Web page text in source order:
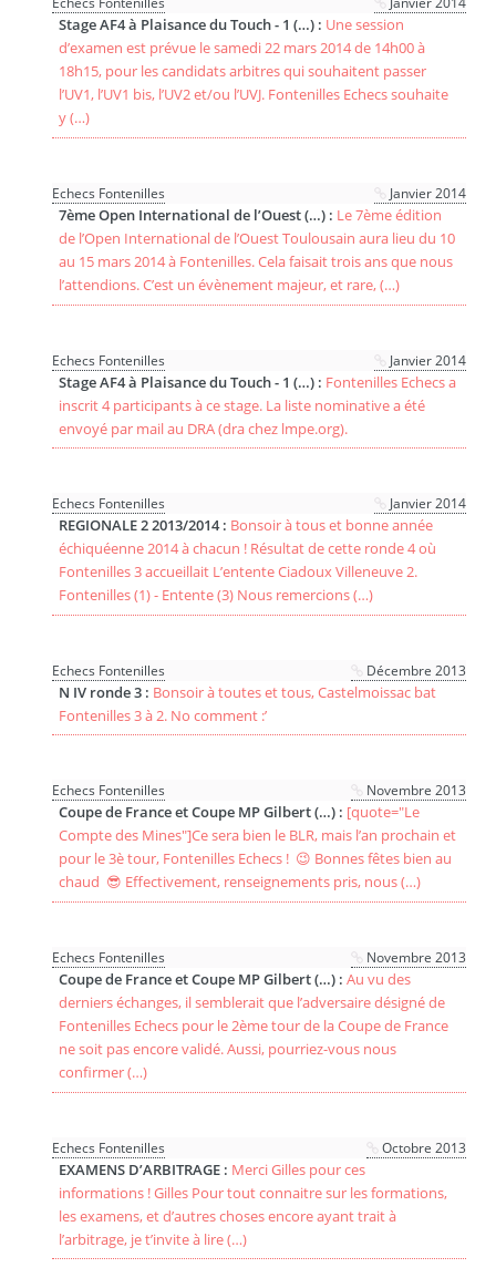
Stage AF4 à Plaisance du Touch - 1 (…) : Une session
d’examen est prévue le samedi 22 mars 2014 de 14h00 à
18h15, pour les candidats arbitres qui souhaitent passer
l’UV1, l’UV1 bis, l’UV2 et/ou l’UVJ. Fontenilles Echecs souhaite
y (…)
Echecs Fontenilles Janvier 2014
7ème Open International de l’Ouest (…) : Le 7ème édition
de l’Open International de l’Ouest Toulousain aura lieu du 10
au 15 mars 2014 à Fontenilles. Cela faisait trois ans que nous
l’attendions. C’est un évènement majeur, et rare, (…)
Echecs Fontenilles Janvier 2014
Stage AF4 à Plaisance du Touch - 1 (…) : Fontenilles Echecs a
inscrit 4 participants à ce stage. La liste nominative a été
envoyé par mail au DRA (dra chez lmpe.org).
Echecs Fontenilles Janvier 2014
REGIONALE 2 2013/2014 : Bonsoir à tous et bonne année
échiquéenne 2014 à chacun ! Résultat de cette ronde 4 où
Fontenilles 3 accueillait L’entente Ciadoux Villeneuve 2.
Fontenilles (1) - Entente (3) Nous remercions (…)
Echecs Fontenilles Décembre 2013
N IV ronde 3 : Bonsoir à toutes et tous, Castelmoissac bat
Fontenilles 3 à 2. No comment :’
Echecs Fontenilles Novembre 2013
Coupe de France et Coupe MP Gilbert (…) : [quote="Le
Compte des Mines"]Ce sera bien le BLR, mais l’an prochain et
pour le 3è tour, Fontenilles Echecs ! 😉 Bonnes fêtes bien au
chaud 😎 Effectivement, renseignements pris, nous (…)
Echecs Fontenilles Novembre 2013
Coupe de France et Coupe MP Gilbert (…) :Au vu des
derniers échanges, il semblerait que l’adversaire désigné de
Fontenilles Echecs pour le 2ème tour de la Coupe de France
ne soit pas encore validé. Aussi, pourriez-vous nous
confirmer (…)
Echecs Fontenilles Octobre 2013
EXAMENS D’ARBITRAGE : Merci Gilles pour ces
informations ! Gilles Pour tout connaitre sur les formations,
les examens, et d’autres choses encore ayant trait à
l’arbitrage, je t’invite à lire (…)